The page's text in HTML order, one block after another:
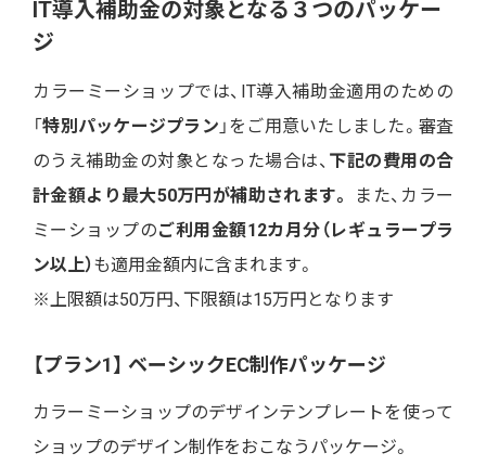
IT導入補助金の対象となる３つのパッケー
ジ
カラーミーショップでは、IT導入補助金適用のための
「特別パッケージプラン 」をご用意いたしました。審査
のうえ補助金の対象となった場合は、 下記の費用の合
計金額より最大50万円が補助されます。
また、カラー
ミーショップのご利用金額12カ月分（レギュラープラ
ン以上） も適用金額内に含まれます。
※上限額は50万円、下限額は15万円となります
【プラン1】 ベーシックEC制作パッケージ
カラーミーショップのデザインテンプレートを使って
ショップのデザイン制作をおこなうパッケージ。